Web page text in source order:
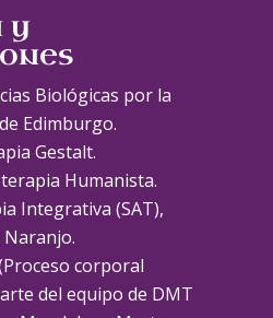
y
Biológicas por la
Edimburgo.
Gestalt.
Humanista.
Integrativa (SAT),
Naranjo.
corporal
del equipo de DMT